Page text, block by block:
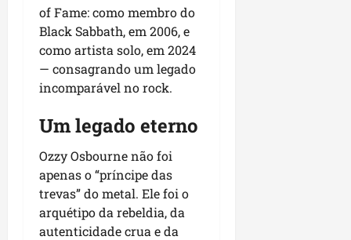
of Fame: como membro do
Black Sabbath, em 2006, e
como artista solo, em 2024
— consagrando um legado
incomparável no rock.
Um legado eterno
Ozzy Osbourne não foi
apenas o “príncipe das
trevas” do metal. Ele foi o
arquétipo da rebeldia, da
autenticidade crua e da